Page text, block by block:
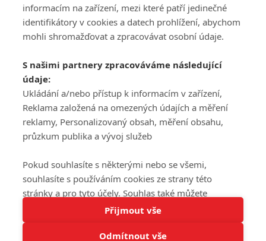
Tato stránka používá soubory cookies.
PŘIHLÁSIT
REGISTROVAT
DISKUZE
Šéfredaktorkou webu jePetr Slavík, e-mailserialy@fandimefilmu.cz
Máte-li zájem o inzerci na našem webu napište nám na e-mail
studio@koncal.com
Ochrana osobních údajů|Zásady používání cookies |Pravidla webu
Upravit nastavení soukromí
© 2016 – 2026 FandimeSerialum.cz / All rights reserved /
informacím na zařízení, mezi které patří jedinečné
identifikátory v cookies a datech prohlížení, abychom
mohli shromažďovat a zpracovávat osobní údaje.
S našimi partnery zpracováváme následující
údaje:
Ukládání a/nebo přístup k informacím v zařízení,
Reklama založená na omezených údajích a měření
reklamy, Personalizovaný obsah, měření obsahu,
průzkum publika a vývoj služeb
Pokud souhlasíte s některými nebo se všemi,
souhlasíte s používáním cookies ze strany této
stránky a pro tyto účely. Souhlas také můžete
odmítnout, ale v takovém případě vám na stránce
nebudou k dispozici některé personalizované funkce.
Vaše volby souhlasu se budou vztahovat pouze na
Přijmout vše
Odmítnout vše